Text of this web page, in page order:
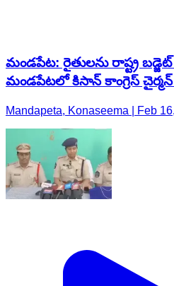
మండపేట: రైతులను రాష్ట్ర
మండపేటలో కిసాన్ కాంగ్రెస్
Mandapeta, Konaseema | Feb